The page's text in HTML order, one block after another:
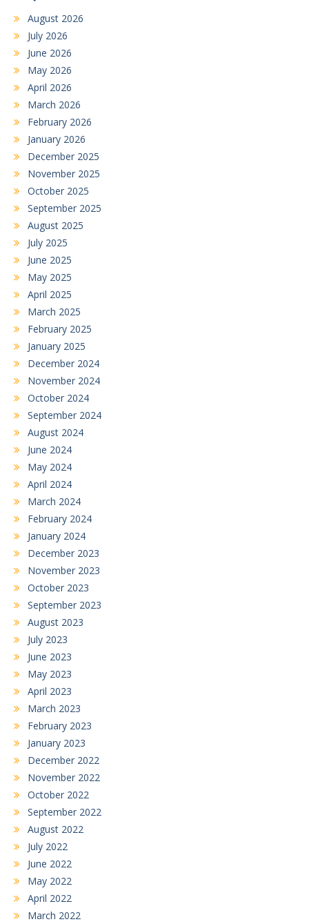
August 2026
July 2026
June 2026
May 2026
April 2026
March 2026
February 2026
January 2026
December 2025
November 2025
October 2025
September 2025
August 2025
July 2025
June 2025
May 2025
April 2025
March 2025
February 2025
January 2025
December 2024
November 2024
October 2024
September 2024
August 2024
June 2024
May 2024
April 2024
March 2024
February 2024
January 2024
December 2023
November 2023
October 2023
September 2023
August 2023
July 2023
June 2023
May 2023
April 2023
March 2023
February 2023
January 2023
December 2022
November 2022
October 2022
September 2022
August 2022
July 2022
June 2022
May 2022
April 2022
March 2022